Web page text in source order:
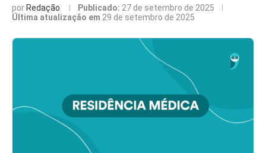
por Redação Publicado: 27 de setembro de 2025
Última atualização em 29 de setembro de 2025